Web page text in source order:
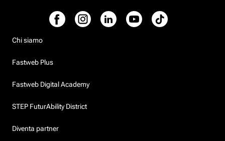
Chi siamo
Fastweb Plus
Fastweb Digital Academy
STEP FuturAbility District
Diventa partner